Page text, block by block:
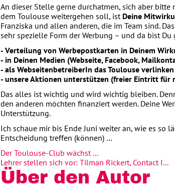
An dieser Stelle gerne durchatmen, sich aber bitte
dem Toulouse weitergehen soll, ist Deine
Franziska und allen anderen, die im Team sind.
sehr spezielle Form der Werbung – und da bist
- Verteilung von Werbepostkarten in Deinem
- in Deinen Medien (Webseite, Facebook,
- als WebseitenbetreiberIn das Toulouse verlinken
- unsere Aktionen unterstützen (freier Eintritt für
Das alles ist wichtig und wird wichtig bleiben.
den anderen möchten finanziert werden. Deine
Unterstützung.
Ich schaue mir bis Ende Juni weiter an, wie es so
Entscheidung treffen (können) …
Der Toulouse-Club wächst ...
Lehrer stellen sich vor: Tilman Rickert, Contact I...
Über den Autor